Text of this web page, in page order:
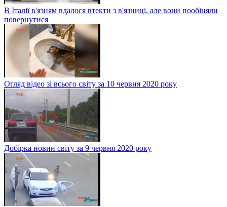
В Італії в'язням вдалося втекти з в'язниці, але вони пообіцяли
повернутися
Огляд відео зі всього світу за 10 червня 2020 року
Добірка новин світу за 9 червня 2020 року